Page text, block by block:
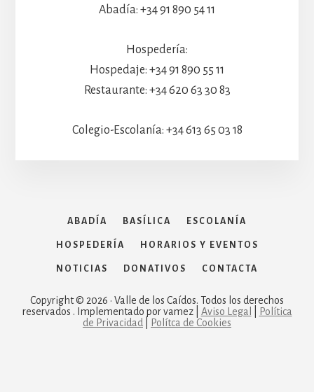
Abadía: +34 91 890 54 11
Hospedería:
Hospedaje: +34 91 890 55 11
Restaurante: +34 620 63 30 83
Colegio-Escolanía: +34 613 65 03 18
ABADÍA BASÍLICA ESCOLANÍA
HOSPEDERÍA HORARIOS Y EVENTOS
NOTICIAS DONATIVOS CONTACTA
Copyright © 2026 · Valle de los Caídos. Todos los derechos
reservados . Implementado por vamez | Aviso Legal
Política
de Privacidad
Polítca de Cookies